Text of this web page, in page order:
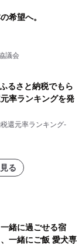
希望へ。
議会
るさと納税でもら
率ランキングを発
還元率ランキング-
る
緒に過ごせる宿
一緒にご飯 愛犬専